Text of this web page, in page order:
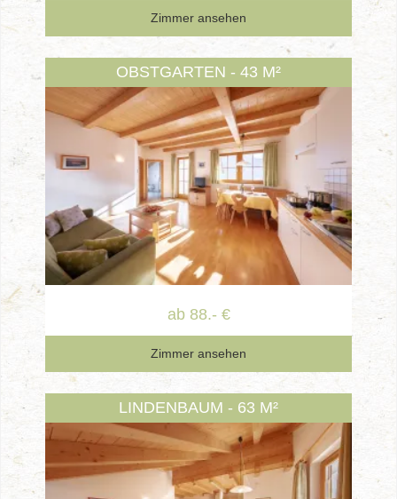
Zimmer ansehen
OBSTGARTEN - 43 M²
ab 88.- €
Zimmer ansehen
LINDENBAUM - 63 M²